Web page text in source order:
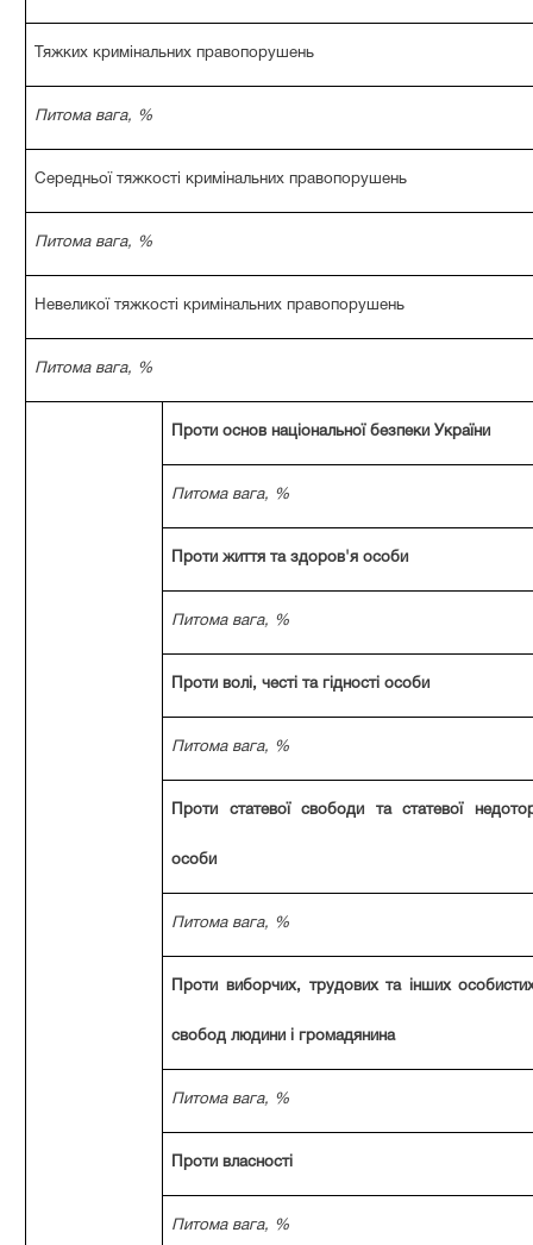
Тяжких кримінальних правопорушень
Питома вага, %
Середньої тяжкості кримінальних правопорушень
Питома вага, %
Невеликої тяжкості кримінальних правопорушень
Питома вага, %
Проти основ національної безпеки України
Питома вага, %
Проти життя та здоров'я особи
Питома вага, %
Проти волі, честі та гідності особи
Питома вага, %
Проти статевої свободи та статевої
особи
Питома вага, %
Проти виборчих, трудових та інших
свобод людини і громадянина
Питома вага, %
Проти власності
Питома вага, %